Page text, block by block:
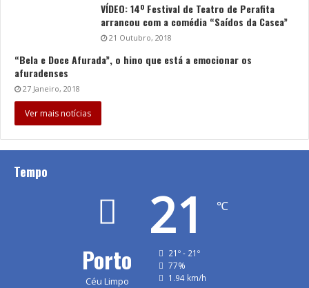
VÍDEO: 14º Festival de Teatro de Perafita
arrancou com a comédia “Saídos da Casca”
21 Outubro, 2018
“Bela e Doce Afurada”, o hino que está a emocionar os
afuradenses
27 Janeiro, 2018
Ver mais notícias
Tempo
Porto
Céu Limpo
21 ℃
21º - 21º
77%
1.94 km/h